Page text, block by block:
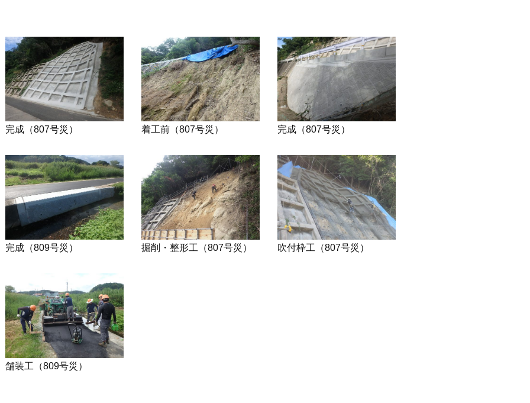
完成（807号災） 着工前（807号災） 完成（807号災）
完成（809号災） 掘削・整形工（807号災） 吹付枠工（807号災）
舗装工（809号災）